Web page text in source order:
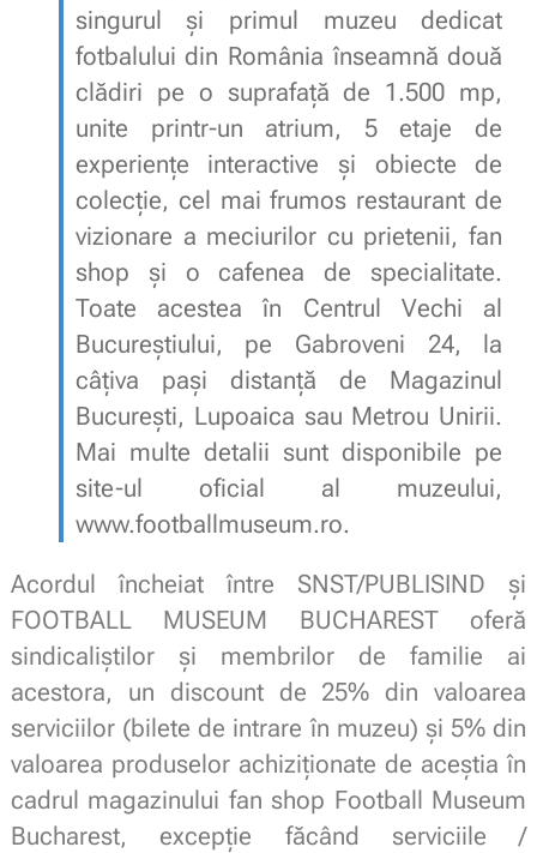
singurul și primul muzeu dedicat
fotbalului din România înseamnă două
clădiri pe o suprafață de 1.500 mp,
unite printr-un atrium, 5 etaje de
experiențe interactive și obiecte de
colecție, cel mai frumos restaurant de
vizionare a meciurilor cu prietenii, fan
shop și o cafenea de specialitate.
Toate acestea în Centrul Vechi al
Bucureștiului, pe Gabroveni 24, la
câțiva pași distanță de Magazinul
București, Lupoaica sau Metrou Unirii.
Mai multe detalii sunt disponibile pe
site-ul oficial al muzeului,
www.footballmuseum.ro.
Acordul încheiat între SNST/PUBLISIND și
FOOTBALL MUSEUM BUCHAREST oferă
sindicaliștilor și membrilor de familie ai
acestora, un discount de 25% din valoarea
serviciilor (bilete de intrare în muzeu) și 5% din
valoarea produselor achiziționate de aceștia în
cadrul magazinului fan shop Football Museum
Bucharest, excepție făcând serviciile /